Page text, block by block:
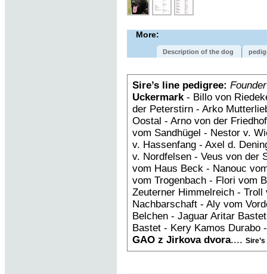
More:
Description of the dog
Sire’s line pedigree: Founder
Uckermark- Billo von
der Peterstirn - Arko
Oostal - Arno von der
vom Sandhügel - Nestor v.
v. Hassenfang - Axel d.
v. Nordfelsen - Veus von der
vom Haus Beck - Nanouc
vom Trogenbach - Flori vom
Zeuterner Himmelreich - Troll
Nachbarschaft - Aly vom
Belchen - Jaguar Aritar
Bastet - Kery Kamos Durabo
GAO z Jirkova dvora....